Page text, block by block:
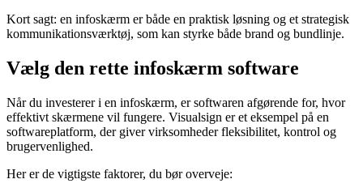
Kort sagt: en infoskærm er både en praktisk løsning og et strategisk
kommunikationsværktøj, som kan styrke både brand og bundlinje.
Vælg den rette infoskærm software
Når du investerer i en infoskærm, er softwaren afgørende for, hvor
effektivt skærmene vil fungere. Visualsign er et eksempel på en
softwareplatform, der giver virksomheder fleksibilitet, kontrol og
brugervenlighed.
Her er de vigtigste faktorer, du bør overveje: